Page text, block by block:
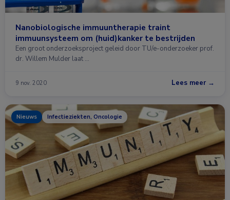
Nanobiologische immuuntherapie traint
immuunsysteem om (huid)kanker te bestrijden
Een groot onderzoeksproject geleid door TU/e-onderzoeker prof.
dr. Willem Mulder laat …
9 nov. 2020 Lees meer →
Nieuws Infectieziekten, Oncologie